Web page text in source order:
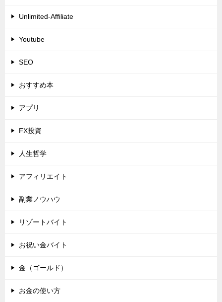
Unlimited-Affiliate
Youtube
SEO
おすすめ本
アプリ
FX投資
人生哲学
アフィリエイト
副業ノウハウ
リゾートバイト
お祝い金バイト
金（ゴールド）
お金の使い方